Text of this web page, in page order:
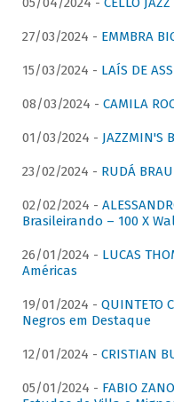
27/03/2024 - EMMBRA
15/03/2024 - LAÍS DE
08/03/2024 - CAMILA
01/03/2024 - JAZZMIN'S
23/02/2024 - RUDÁ
02/02/2024 -
Brasileirando – 100 X
26/01/2024 - LUCAS
Américas
19/01/2024 - QUINTETO
Negros em Destaque
12/01/2024 - CRISTIAN
05/01/2024 - FABIO